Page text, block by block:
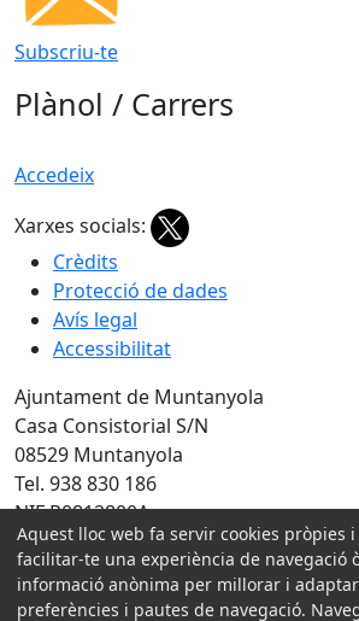
Subscriu-te
Plànol / Carrers
Accedeix
Xarxes socials:
Crèdits
Protecció de dades
Avís legal
Accessibilitat
Ajuntament de Muntanyola
Casa Consistorial S/N
08529 Muntanyola
Tel. 938 830 186
NIF P0812800A
Amb la col·laboració de:
Aquest lloc web fa servir cookies pròpies
facilitar-te una experiència de navegació
informació anònima per millorar i
preferències i pautes de navegació.